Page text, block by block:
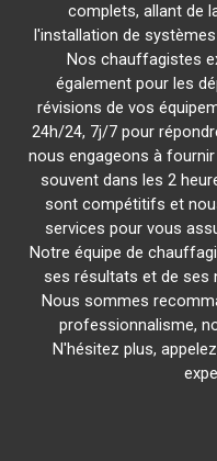
complets, allant de
l'installation de
Nos chauffagistes
également pour les
révisions de vos
24h/24, 7j/7 pour
nous engageons à
souvent dans les 2
sont compétitifs et
services pour vous
Notre équipe de
ses résultats et de ses
Nous sommes
professionnalisme,
N'hésitez plus,